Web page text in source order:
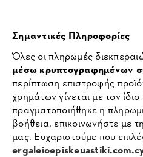
Σημαντικές Πληροφορίες
Όλες οι πληρωμές
μέσω κρυπτογραφημένων
περίπτωση επιστροφής
χρημάτων γίνεται με τον
πραγματοποιήθηκε η
βοήθεια, επικοινωνήστε με
μας. Ευχαριστούμε που